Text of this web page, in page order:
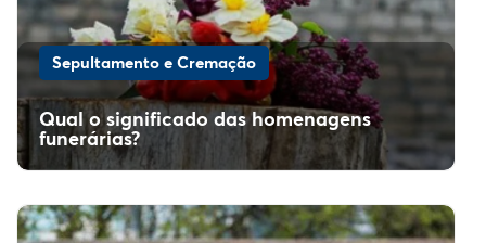
Sepultamento e Cremação
Qual o significado das homenagens
funerárias?